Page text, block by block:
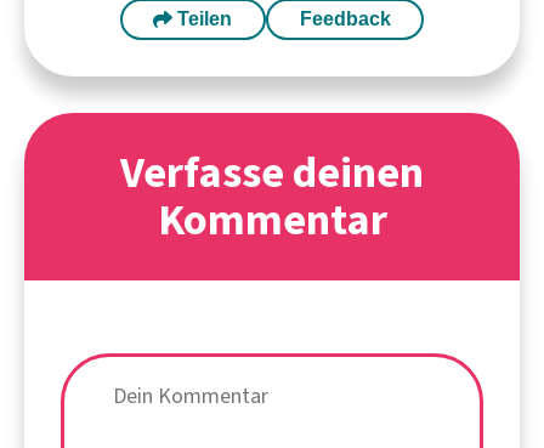
Teilen Feedback
Verfasse deinen
Kommentar